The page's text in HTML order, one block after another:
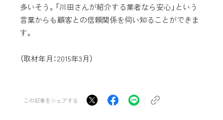
多いそう。「川田さんが紹介する業者なら安心」という
言葉からも顧客との信頼関係を伺い知ることができま
す。
（取材年月：2015年3月）
この記事をシェアする